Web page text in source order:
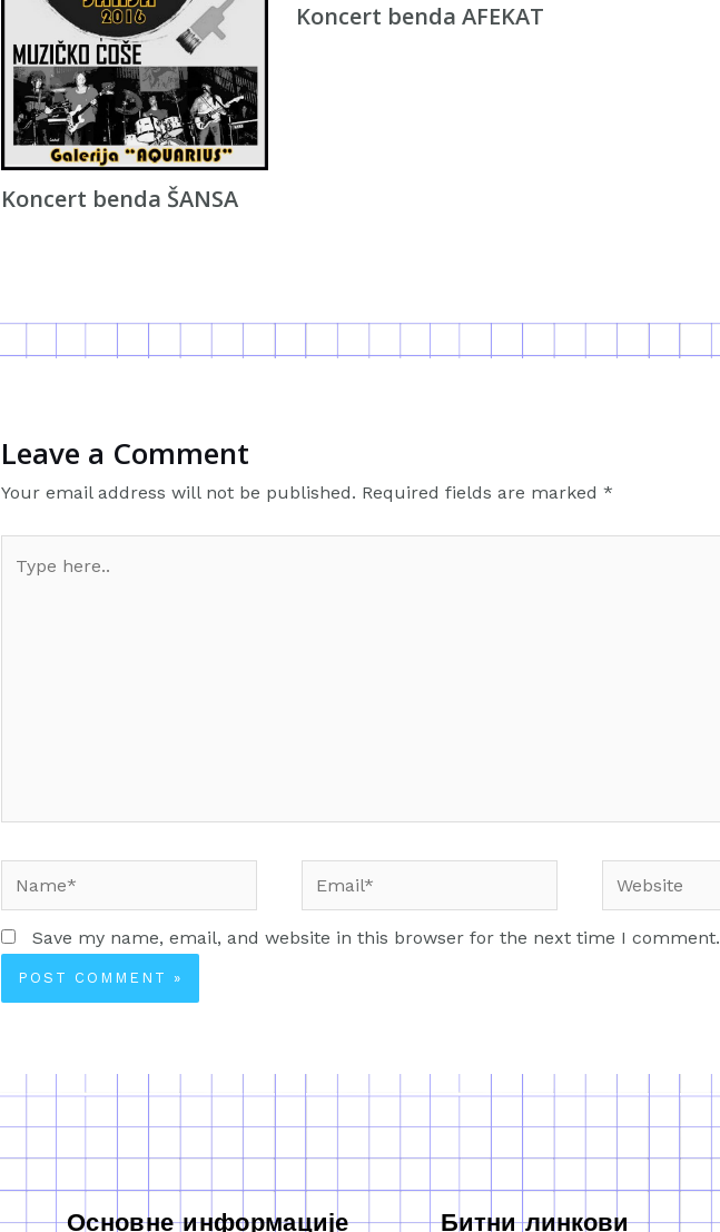
Koncert benda ŠANSA
Koncert benda AFEKAT
Leave a Comment
Your email address will not be published. Required fields are marked *
Save my name, email, and website in this browser for the next time I comment.
Основне информације Битни линкови